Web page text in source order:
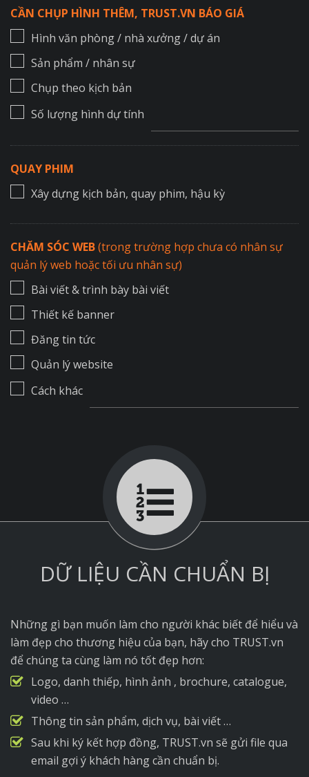
CẦN CHỤP HÌNH THÊM, TRUST.VN BÁO GIÁ
Hình văn phòng / nhà xưởng / dự án
Sản phẩm / nhân sự
Chụp theo kịch bản
Số lượng hình dự tính
QUAY PHIM
Xây dựng kịch bản, quay phim, hậu kỳ
CHĂM SÓC WEB(trong trường hợp chưa có nhân sự
quản lý web hoặc tối ưu nhân sự)
Bài viết & trình bày bài viết
Thiết kế banner
Đăng tin tức
Quản lý website
Cách khác
DỮ LIỆU CẦN CHUẨN BỊ
Những gì bạn muốn làm cho người khác biết để hiểu và
làm đẹp cho thương hiệu của bạn, hãy cho TRUST.vn
để chúng ta cùng làm nó tốt đẹp hơn:
Logo, danh thiếp, hình ảnh , brochure, catalogue,
video …
Thông tin sản phẩm, dịch vụ, bài viết …
Sau khi ký kết hợp đồng, TRUST.vn sẽ gửi file qua
email gợi ý khách hàng cần chuẩn bị.